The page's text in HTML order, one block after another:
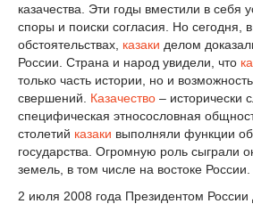
казачества. Эти годы вместили в себя
споры и поиски согласия. Но сегодня,
обстоя­тельствах, казаки делом
России. Страна и народ увидели, что
только часть истории, но и
свершений. Казачество – исторически
специфическая этносословная
столетий казаки выполняли функции
государства. Огромную роль сыграли
земель, в том числе на востоке России.
2 июля 2008 года Президентом